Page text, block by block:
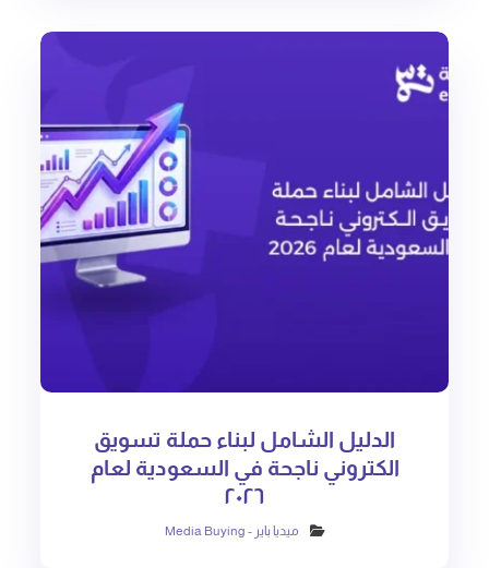
الدليل الشامل لبناء حملة تسويق
الكتروني ناجحة في السعودية لعام
٢٠٢٦
ميديا باير - Media Buying